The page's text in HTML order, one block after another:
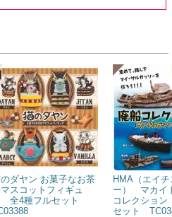
ダヤン お菓子なお茶
スコットフィギュ
全4種フルセット
HMA（エイ
ー） マカイ
コレクショ
セット